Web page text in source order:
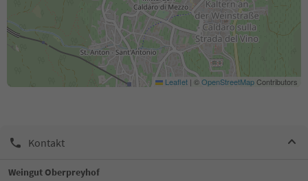
Leaflet | ©OpenStreetMapContributors
Kontakt
Weingut Oberpreyhof